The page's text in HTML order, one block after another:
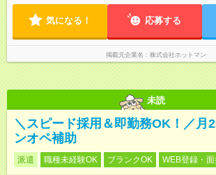
気になる！ 応募する
掲載元企業名 株式会社ホットマン
未読
＼スピード採用＆即勤務OK！／月
ンオペ補助
派遣 職種未経験OK ブランクOK WEB登録・